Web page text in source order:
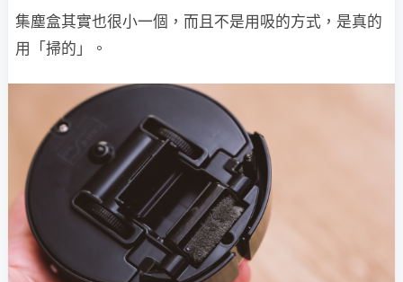
集塵盒其實也很小一個，而且不是用吸的方式，是真的
用「掃的」。